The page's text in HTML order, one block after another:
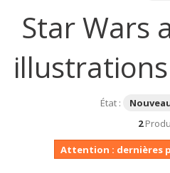
Star Wars
État :
2
Attention : dernières